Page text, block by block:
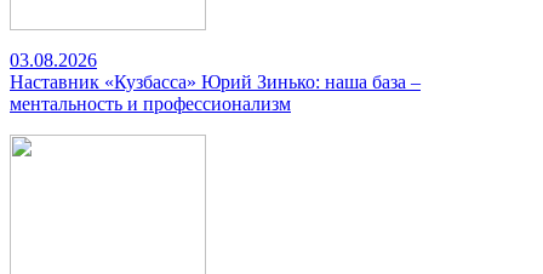
03.08.2026
Наставник «Кузбасса» Юрий Зинько: наша база –
ментальность и профессионализм